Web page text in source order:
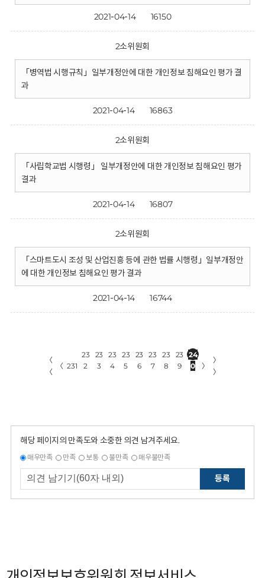
2021-04-14 16150
2소위원회
「병역법 시행규칙」일부개정안에 대한 개인정보 침해요인 평가 결
과
2021-04-14 16863
2소위원회
「사립학교법 시행령」 일부개정안에 대한 개인정보 침해요인 평가
결과
2021-04-14 16807
2소위원회
「스마트도시 조성 및 산업진흥 등에 관한 법률 시행령」일부개정안
에 대한 개인정보 침해요인 평가 결과
2021-04-14 16744
〈
〈
〈 231
23
2
23
3
23
4
23
5
23
6
23
7
23
8
23
9
24
0
〉
〉
〉
해당 페이지의 만족도와 소중한 의견 남겨주세요.
매우만족 만족 보통 불만족 매우불만족
등록